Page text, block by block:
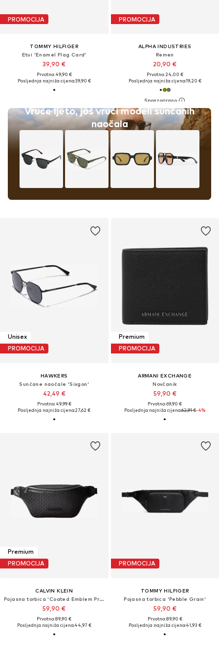
PROMOCIJA
TOMMY HILFIGER
Etui 'Enamel Flag Card'
39,90 €
Prvotno: 49,90 €
Posljednja najniža cijena:39,90 €
PROMOCIJA
ALPHA INDUSTRIES
Remen
20,90 €
Prvotno: 24,00 €
Posljednja najniža cijena:19,20 €
Vruće ljeto, još vrući modeli sunčanih
naočala
Unisex
PROMOCIJA
HAWKERS
Sunčane naočale 'Sixgon'
42,49 €
Prvotno: 49,99 €
Posljednja najniža cijena:27,62 €
Premium
PROMOCIJA
ARMANI EXCHANGE
Novčanik
59,90 €
Prvotno: 69,90 €
Posljednja najniža cijena:62,91 €-4%
Premium
PROMOCIJA
CALVIN KLEIN
Pojasna torbica 'Coated Emblem Print'
59,90 €
Prvotno: 89,90 €
Posljednja najniža cijena:44,97 €
PROMOCIJA
TOMMY HILFIGER
Pojasna torbica 'Pebble Grain'
59,90 €
Prvotno: 89,90 €
Posljednja najniža cijena:41,93 €